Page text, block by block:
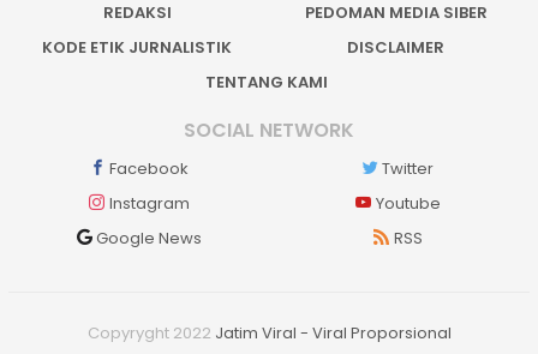
REDAKSI
PEDOMAN MEDIA SIBER
KODE ETIK JURNALISTIK
DISCLAIMER
TENTANG KAMI
SOCIAL NETWORK
Facebook
Twitter
Instagram
Youtube
Google News
RSS
Copyryght 2022 Jatim Viral - Viral Proporsional